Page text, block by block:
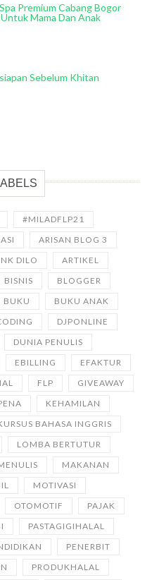
Premium Cabang Bogor
Mama Dan Anak
Sebelum Khitan
#MILADFLP21
ARISAN BLOG 3
DILO
ARTIKEL
BISNIS
BLOGGER
BUKU
BUKU ANAK
DJPONLINE
DUNIA PENULIS
EBILLING
EFAKTUR
FLP
GIVEAWAY
KEHAMILAN
BAHASA INGGRIS
LOMBA BERTUTUR
MAKANAN
MOTIVASI
OTOMOTIF
PAJAK
PASTAGIGIHALAL
PENERBIT
PRODUKHALAL